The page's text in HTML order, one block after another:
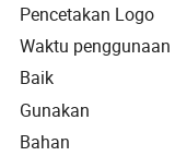
Pencetakan Logo
Waktu penggunaan
Baik
Gunakan
Bahan